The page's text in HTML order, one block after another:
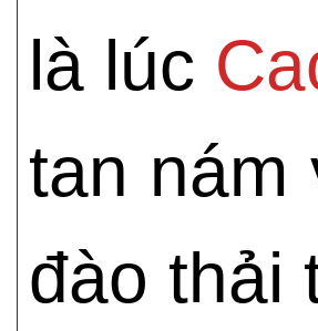
là lúc
tan nám
đào thải